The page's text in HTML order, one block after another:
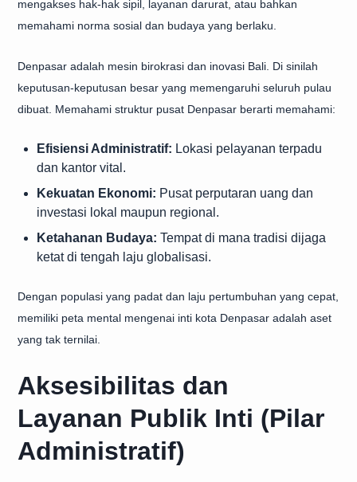
mengakses hak-hak sipil, layanan darurat, atau bahkan
memahami norma sosial dan budaya yang berlaku.
Denpasar adalah mesin birokrasi dan inovasi Bali. Di sinilah
keputusan-keputusan besar yang memengaruhi seluruh pulau
dibuat. Memahami struktur pusat Denpasar berarti memahami:
Efisiensi Administratif: Lokasi pelayanan terpadu
dan kantor vital.
Kekuatan Ekonomi: Pusat perputaran uang dan
investasi lokal maupun regional.
Ketahanan Budaya: Tempat di mana tradisi dijaga
ketat di tengah laju globalisasi.
Dengan populasi yang padat dan laju pertumbuhan yang cepat,
memiliki peta mental mengenai inti kota Denpasar adalah aset
yang tak ternilai.
Aksesibilitas dan
Layanan Publik Inti (Pilar
Administratif)